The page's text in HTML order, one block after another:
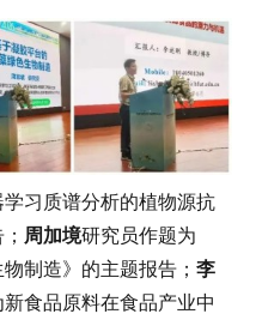
习质谱分析的植物源抗
周加境研究员作题为
制造》的主题报告； 李
食品原料在食品产业中